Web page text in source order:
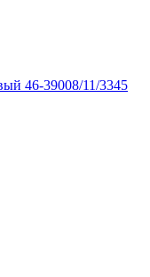
46-39008/11/3345